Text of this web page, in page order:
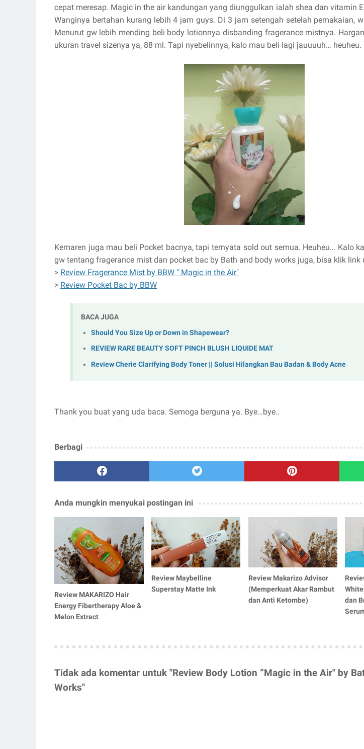
cepat meresap. Magic in the air kandungan yang diunggulkan ialah shea dan vitamin
Wanginya bertahan kurang lebih 4 jam guys. Di 3 jam setengah setelah pemakaian,
Menurut gw lebih mending beli body lotionnya disbanding fragerance mistnya.
ukuran travel sizenya ya, 88 ml. Tapi nyebelinnya, kalo mau beli lagi jauuuuh… heuheu.
Kemaren juga mau beli Pocket bacnya, tapi ternyata sold out semua. Heuheu… Kalo
gw tentang fragerance mist dan pocket bac by Bath and body works juga, bisa klik
> Review Fragerance Mist by BBW " Magic in the Air"
> Review Pocket Bac by BBW
BACA JUGA
Should You Size Up or Down in Shapewear?
REVIEW RARE BEAUTY SOFT PINCH BLUSH LIQUIDE MAT
Review Cherie Clarifying Body Toner || Solusi Hilangkan Bau Badan & Body Acne
Thank you buat yang uda baca. Semoga berguna ya. Bye…bye..
Berbagi
Anda mungkin menyukai postingan ini
Review MAKARIZO Hair
Energy Fibertherapy Aloe &
Melon Extract
Review Maybelline
Superstay Matte Ink
Review Makarizo Advisor
(Memperkuat Akar Rambut
dan Anti Ketombe)
dan
Tidak ada komentar untuk "Review Body Lotion “Magic in the Air" by
Works"